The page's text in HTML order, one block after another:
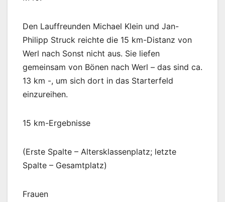
Den Lauffreunden Michael Klein und Jan-
Philipp Struck reichte die 15 km-Distanz von
Werl nach Sonst nicht aus. Sie liefen
gemeinsam von Bönen nach Werl – das sind ca.
13 km -, um sich dort in das Starterfeld
einzureihen.
15 km-Ergebnisse
(Erste Spalte – Altersklassenplatz; letzte
Spalte – Gesamtplatz)
Frauen